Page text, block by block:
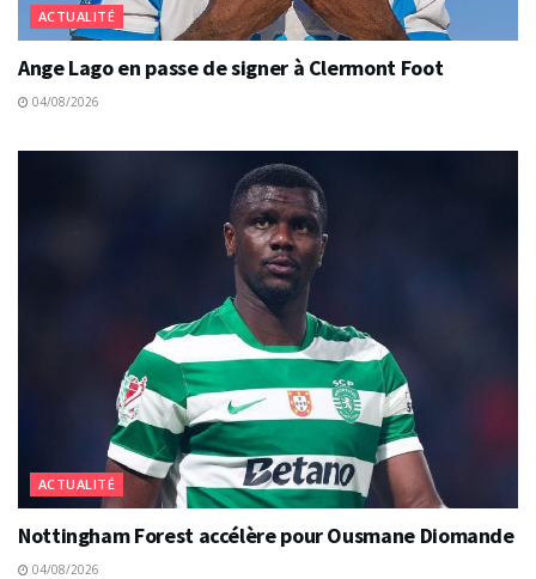
ACTUALITÉ
Ange Lago en passe de signer à Clermont Foot
04/08/2026
ACTUALITÉ
Nottingham Forest accélère pour Ousmane Diomande
04/08/2026